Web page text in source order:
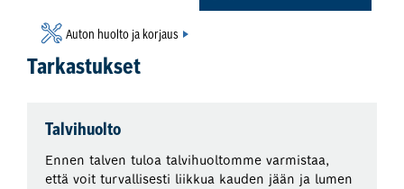
Auton huolto ja korjaus
Tarkastukset
Talvihuolto
Ennen talven tuloa talvihuoltomme varmistaa,
että voit turvallisesti liikkua kauden jään ja lumen